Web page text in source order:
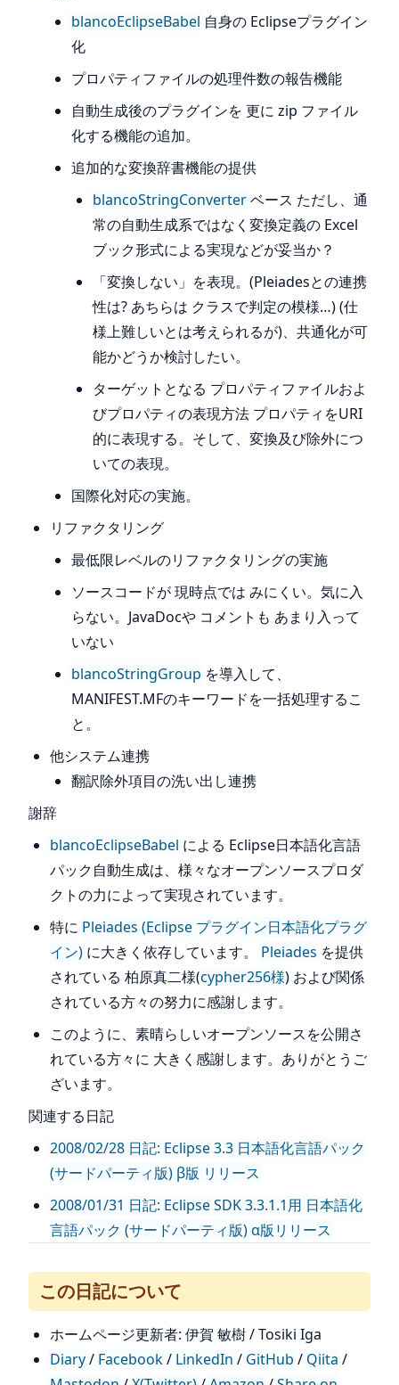
blancoEclipseBabel 自身の Eclipseプラグイン
化
プロパティファイルの処理件数の報告機能
自動生成後のプラグインを 更に zip ファイル
化する機能の追加。
追加的な変換辞書機能の提供
blancoStringConverterベース ただし、通
常の自動生成系ではなく変換定義の Excel
ブック形式による実現などが妥当か？
「変換しない」を表現。(Pleiadesとの連携
性は? あちらは クラスで判定の模様…) (仕
様上難しいとは考えられるが)、共通化が可
能かどうか検討したい。
ターゲットとなる プロパティファイルおよ
びプロパティの表現方法 プロパティをURI
的に表現する。そして、変換及び除外につ
いての表現。
国際化対応の実施。
リファクタリング
最低限レベルのリファクタリングの実施
ソースコードが 現時点では みにくい。気に入
らない。JavaDocや コメントも あまり入って
いない
blancoStringGroup を導入して、
MANIFEST.MFのキーワードを一括処理するこ
と。
他システム連携
翻訳除外項目の洗い出し連携
謝辞
blancoEclipseBabel による Eclipse日本語化言語
パック自動生成は、様々なオープンソースプロダ
クトの力によって実現されています。
特に Pleiades (Eclipse プラグイン日本語化プラグ
イン) に大きく依存しています。 Pleiades を提供
されている 柏原真二様(cypher256様) および関係
されている方々の努力に感謝します。
このように、素晴らしいオープンソースを公開さ
れている方々に 大きく感謝します。ありがとうご
ざいます。
関連する日記
2008/02/28 日記: Eclipse 3.3 日本語化言語パック
(サードパーティ版) β版 リリース
2008/01/31 日記: Eclipse SDK 3.3.1.1用 日本語化
言語パック (サードパーティ版) α版リリース
この日記について
ホームページ更新者: 伊賀 敏樹 / Tosiki Iga
Diary/ Facebook/ LinkedIn / GitHub / Qiita /